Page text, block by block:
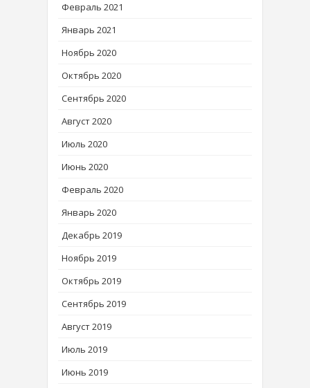
Февраль 2021
Январь 2021
Ноябрь 2020
Октябрь 2020
Сентябрь 2020
Август 2020
Июль 2020
Июнь 2020
Февраль 2020
Январь 2020
Декабрь 2019
Ноябрь 2019
Октябрь 2019
Сентябрь 2019
Август 2019
Июль 2019
Июнь 2019